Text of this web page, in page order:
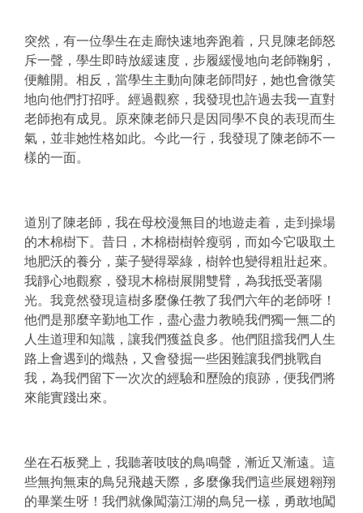
突然，有一位學生在走廊快速地奔跑着，只見陳老師怒
斥一聲，學生即時放緩速度，步履緩慢地向老師鞠躬，
便離開。相反，當學生主動向陳老師問好，她也會微笑
地向他們打招呼。經過觀察，我發現也許過去我一直對
老師抱有成見。原來陳老師只是因同學不良的表現而生
氣，並非她性格如此。今此一行，我發現了陳老師不一
樣的一面。
道別了陳老師，我在母校漫無目的地遊走着，走到操場
的木棉樹下。昔日，木棉樹樹幹瘦弱，而如今它吸取土
地肥沃的養分，葉子變得翠綠，樹幹也變得粗壯起來。
我靜心地觀察，發現木棉樹展開雙臂，為我抵受著陽
光。我竟然發現這樹多麼像任教了我們六年的老師呀！
他們是那麼辛勤地工作，盡心盡力教曉我們獨一無二的
人生道理和知識，讓我們獲益良多。他們阻擋我們人生
路上會遇到的熾熱，又會發掘一些困難讓我們挑戰自
我，為我們留下一次次的經驗和歷險的痕跡，便我們將
來能實踐出來。
坐在石板凳上，我聽著吱吱的鳥鳴聲，漸近又漸遠。這
些無拘無束的鳥兒飛越天際，多麼像我們這些展翅翱翔
的畢業生呀！我們就像闖蕩江湖的鳥兒一樣，勇敢地闖